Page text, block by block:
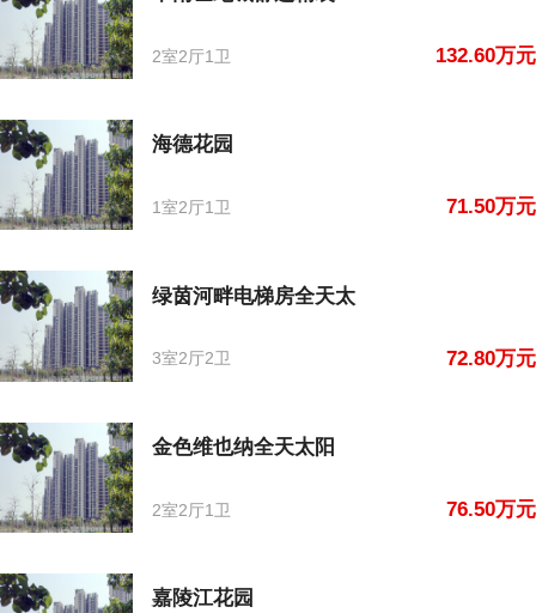
2室2厅1卫 132.60万元
海德花园
1室2厅1卫 71.50万元
绿茵河畔电梯房全天太
3室2厅2卫 72.80万元
金色维也纳全天太阳
2室2厅1卫 76.50万元
嘉陵江花园